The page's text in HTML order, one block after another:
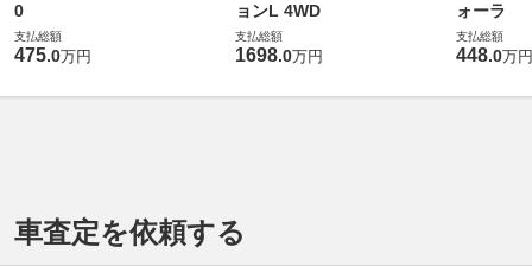
0
支払総額
475.0万円
ョンL 4WD
支払総額
1698.0万円
ォーラ
支払総額
448.0万円
車査定を依頼する